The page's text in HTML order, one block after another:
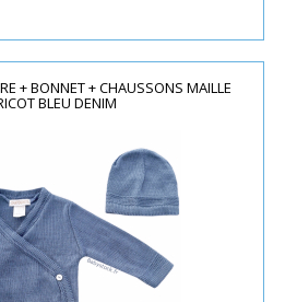
+ BONNET + CHAUSSONS MAILLE
BLEU DENIM